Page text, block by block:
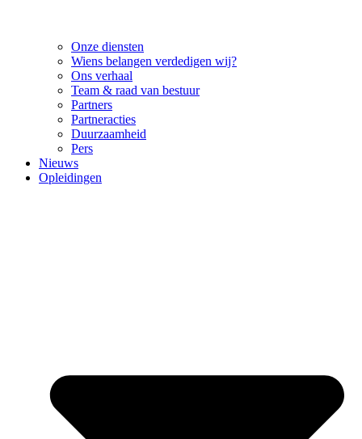
Onze diensten
Wiens belangen verdedigen wij?
Ons verhaal
Team & raad van bestuur
Partners
Partneracties
Duurzaamheid
Pers
Nieuws
Opleidingen